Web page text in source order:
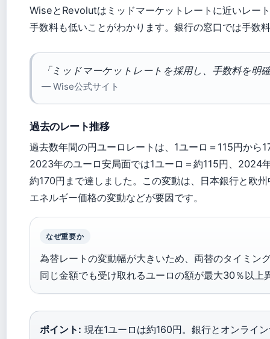
WiseとRevolutはミッドマーケットレートに近いレー
手数料も低いことがわかります。銀行の窓口では手数
「ミッドマーケットレートを採用し、手数料を明
— Wise公式サイト
過去のレート推移
過去数年間の円ユーロレートは、1ユーロ＝115円から
2023年のユーロ安局面では1ユーロ＝約115円、2024
約170円まで達しました。この変動は、日本銀行と欧
エネルギー価格の変動などが要因です。
なぜ重要か
為替レートの変動幅が大きいため、両替のタイミン
同じ金額でも受け取れるユーロの額が最大30％以上
ポイント: 現在1ユーロは約160円。銀行とオンライ